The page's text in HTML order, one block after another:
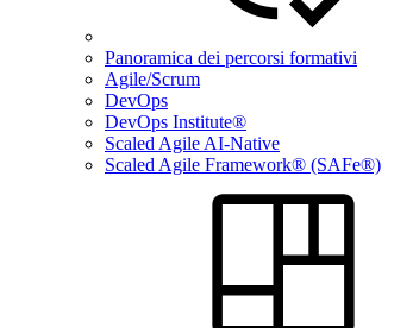
Panoramica dei percorsi formativi
Agile/Scrum
DevOps
DevOps Institute®
Scaled Agile AI-Native
Scaled Agile Framework® (SAFe®)